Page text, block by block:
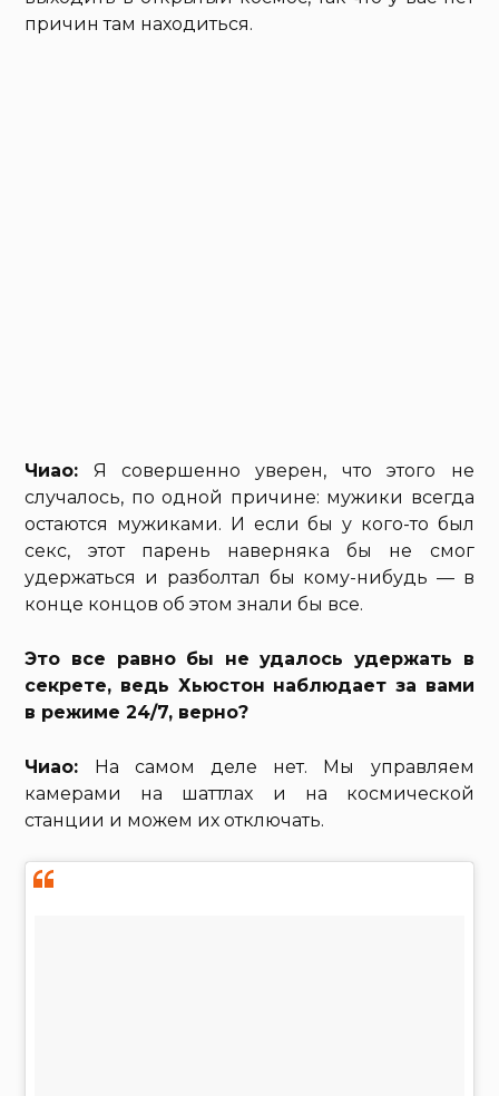
причин там находиться.
Чиао: Я совершенно уверен, что этого не
случалось, по одной причине: мужики всегда
остаются мужиками. И если бы у кого-то был
секс, этот парень наверняка бы не смог
удержаться и разболтал бы кому-нибудь — в
конце концов об этом знали бы все.
Это все равно бы не удалось удержать в
секрете, ведь Хьюстон наблюдает за вами
в режиме 24/7, верно?
Чиао: На самом деле нет. Мы управляем
камерами на шаттлах и на космической
станции и можем их отключать.